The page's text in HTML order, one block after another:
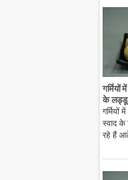
के लड्डू
स्वाद
रहे हैं